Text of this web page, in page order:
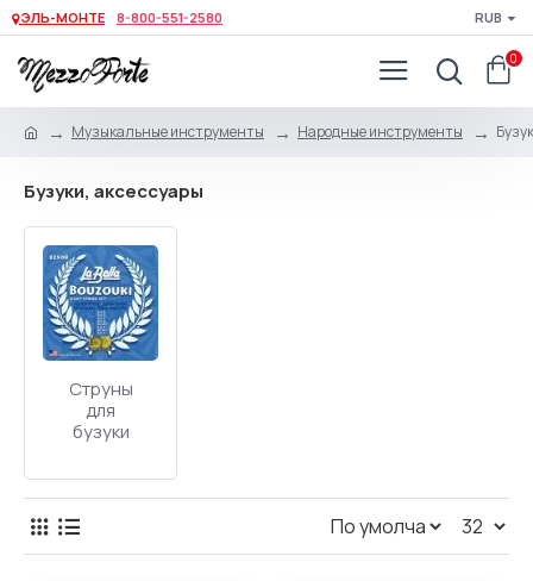
ЭЛЬ-МОНТЕ 8-800-551-2580 RUB
0
Музыкальные инструменты Народные инструменты
Бузуки, аксессуары
Струны
для
бузуки